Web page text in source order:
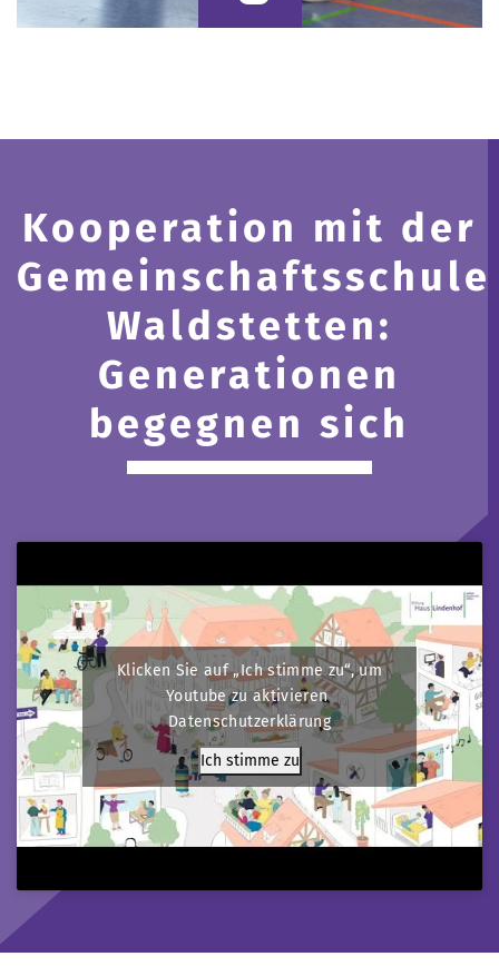
Kooperation mit der
Gemeinschaftsschule
Waldstetten:
Generationen
begegnen sich
Klicken Sie auf „Ich stimme zu“, um
Youtube zu aktivieren
Datenschutzerklärung
Ich stimme zu